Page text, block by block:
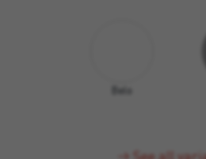
Belo